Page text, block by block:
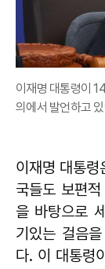
이재명 대통령이
의에서 발언하고
이재명 대통
국들도 보편
을 바탕으로
기있는 걸음
다. 이 대통령